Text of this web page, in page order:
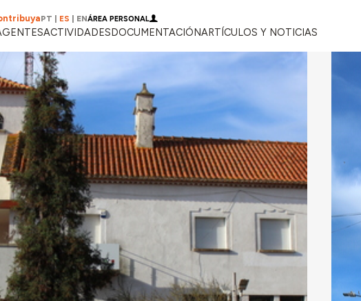
PT ES ENÁREA PERSONAL
ACTIVIDADESDOCUMENTACIÓNARTÍCULOS Y NOTICIAS